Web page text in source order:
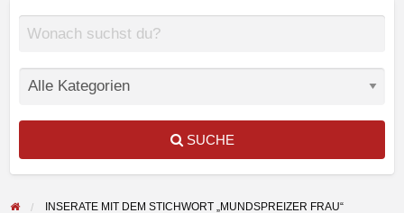
SUCHE
INSERATE MIT DEM STICHWORT „MUNDSPREIZER FRAU“